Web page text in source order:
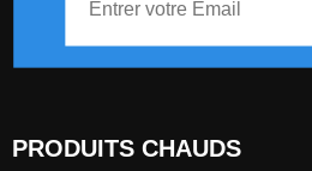
PRODUITS CHAUDS